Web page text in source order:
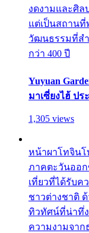
งดงามและศิล
แต่เป็นสถานที่
วัฒนธรรมที่ส
กว่า 400 ปี
Yuyuan
มาเซี่ยงไฮ้ ปร
1,305 views
หน้าผาโทจินโ
ภาคตะวันออ
เที่ยวที่ได้รับค
ชาวต่างชาติ
ทิวทัศน์ที่น่าทึ่ง
ความงามจาก